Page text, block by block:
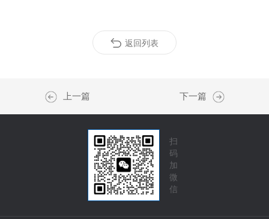
返回列表
上一篇 下一篇
扫
码
加
微
信